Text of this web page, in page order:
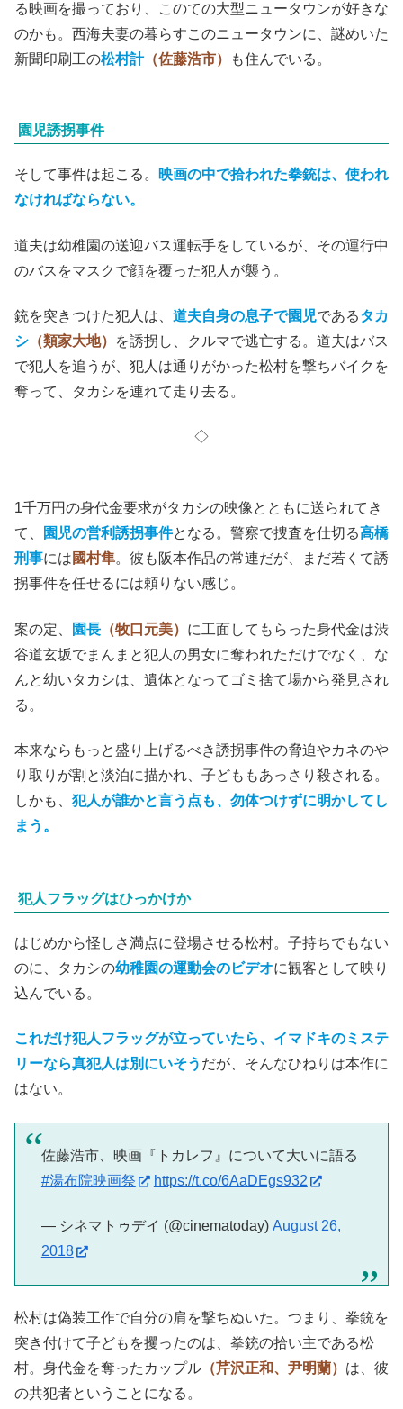
る映画を撮っており、このての大型ニュータウンが好きな
のかも。西海夫妻の暮らすこのニュータウンに、謎めいた
新聞印刷工の松村計（佐藤浩市） も住んでいる。
園児誘拐事件
そして事件は起こる。
映画の中で拾われた拳銃は、使われ
なければならない。
道夫は幼稚園の送迎バス運転手をしているが、その運行中
のバスをマスクで顔を覆った犯人が襲う。
銃を突きつけた犯人は、 道夫自身の息子で園児であるタカ
シ （類家大地）
を誘拐し、クルマで逃亡する。道夫はバス
で犯人を追うが、犯人は通りがかった松村を撃ちバイクを
奪って、タカシを連れて走り去る。
◇
1千万円の身代金要求がタカシの映像とともに送られてき
て、
園児の営利誘拐事件となる。警察で捜査を仕切る高橋
刑事には 國村隼。彼も阪本作品の常連だが、まだ若くて誘
拐事件を任せるには頼りない感じ。
案の定、 園長 （牧口元美） に工面してもらった身代金は渋
谷道玄坂でまんまと犯人の男女に奪われただけでなく、な
んと幼いタカシは、遺体となってゴミ捨て場から発見され
る。
本来ならもっと盛り上げるべき誘拐事件の脅迫やカネのや
り取りが割と淡泊に描かれ、子どももあっさり殺される。
しかも、 犯人が誰かと言う点も、勿体つけずに明かしてし
まう。
犯人フラッグはひっかけか
はじめから怪しさ満点に登場させる松村。子持ちでもない
のに、タカシの幼稚園の運動会のビデオに観客として映り
込んでいる。
これだけ犯人フラッグが立っていたら、イマドキのミステ
リーなら真犯人は別にいそう だが、そんなひねりは本作に
はない。
佐藤浩市、映画『トカレフ』について大いに語る
#湯布院映画祭
https://t.co/6AaDEgs932
— シネマトゥデイ (@cinematoday) August 26,
2018
松村は偽装工作で自分の肩を撃ちぬいた。つまり、拳銃を
突き付けて子どもを攫ったのは、拳銃の拾い主である松
村。身代金を奪ったカップル （芹沢正和、尹明蘭） は、彼
の共犯者ということになる。